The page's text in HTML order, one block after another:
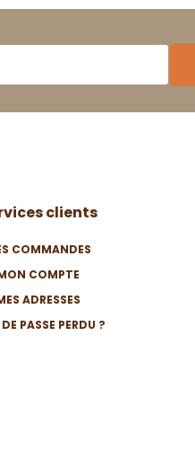
clients
COMMANDES
COMPTE
ADRESSES
PASSE PERDU ?